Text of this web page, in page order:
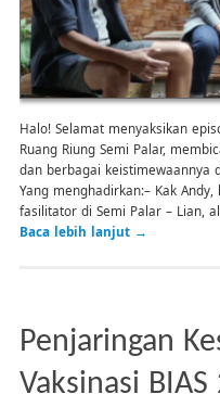
Halo! Selamat menyaksikan
Ruang Riung Semi Palar,
dan berbagai keistimewaannya
Yang menghadirkan:– Kak
fasilitator di Semi Palar – Lian,
Baca lebih lanjut →
Penjaringan
Vaksinasi BIAS